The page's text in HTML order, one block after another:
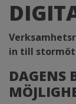
in till
DAGENS